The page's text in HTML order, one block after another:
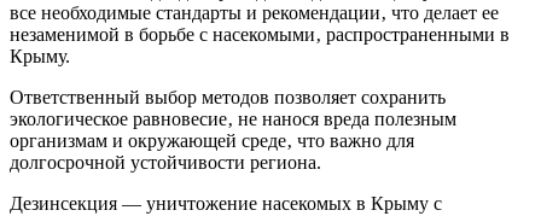
все необходимые стандарты и рекомендации‚ что делает ее
незаменимой в борьбе с насекомыми‚ распространенными в
Крыму.
Ответственный выбор методов позволяет сохранить
экологическое равновесие‚ не нанося вреда полезным
организмам и окружающей среде‚ что важно для
долгосрочной устойчивости региона.
Дезинсекция — уничтожение насекомых в Крыму с